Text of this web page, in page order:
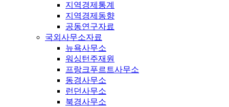
지역경제통계
지역경제동향
공동연구자료
국외사무소자료
뉴욕사무소
워싱턴주재원
프랑크푸르트사무소
동경사무소
런던사무소
북경사무소